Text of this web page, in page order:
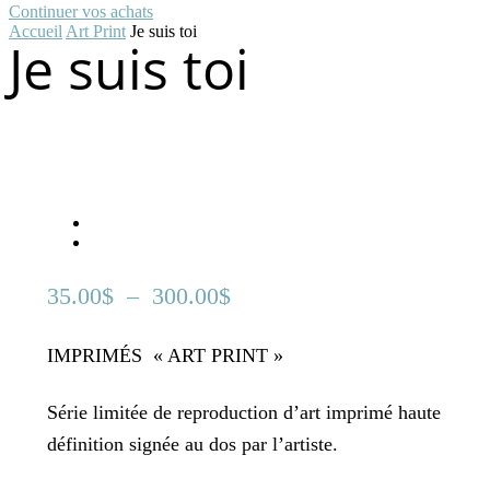
Continuer vos achats
AccueilArt Print Je suis toi
Je suis toi
35.00$ – 300.00$Plage
35.00$
à
IMPRIMÉS « ART PRINT »
Série limitée de reproduction d’art imprimé haute
définition signée au dos par l’artiste.